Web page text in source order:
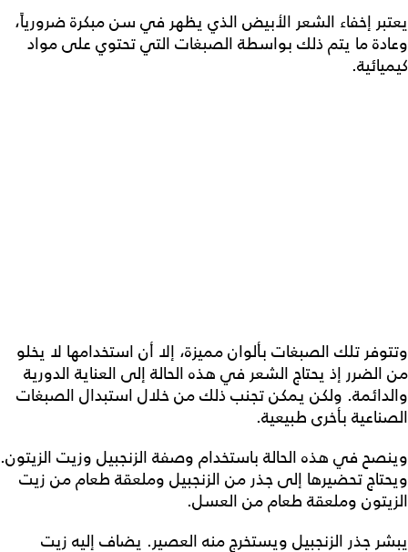
يعتبر إخفاء الشعر الأبيض الذي يظهر في سن مبكرة ضرورياً،
وعادة ما يتم ذلك بواسطة الصبغات التي تحتوي على مواد
كيميائية.
وتتوفر تلك الصبغات بألوان مميزة، إلا أن استخدامها لا يخلو
من الضرر إذ يحتاج الشعر في هذه الحالة إلى العناية الدورية
والدائمة. ولكن يمكن تجنب ذلك من خلال استبدال الصبغات
الصناعية بأخرى طبيعية.
وينصح في هذه الحالة باستخدام وصفة الزنجبيل وزيت الزيتون.
ويحتاج تحضيرها إلى جذر من الزنجبيل وملعقة طعام من زيت
الزيتون وملعقة طعام من العسل.
يبشر جذر الزنجبيل ويستخرج منه العصير. يضاف إليه زيت